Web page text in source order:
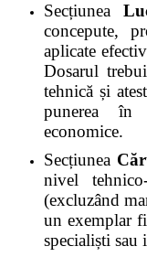
Secțiunea
concepute,
aplicate
Dosarul
tehnică și
punerea în
economice.
Secțiunea
nivel
(excluzând
un exemplar
specialiști